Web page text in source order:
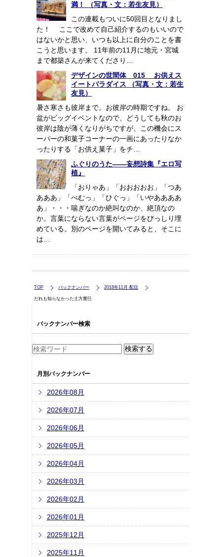
満！ （写真・文：若生友見）
この連載もついに50回目となりまし
た！ ここで改めて自己紹介するのもいいので
はないかと思い、いつも以上に自分のことを書
こうと思います。 11年前の11月に地元・宮城
まで都築さんが来てくださり…
デザインの世間体 015 お供えス
イートパラダイス （写真・文：若生
友見）
暑さ寒さも彼岸まで。お彼岸の時期ですね。 お
盆がビッグイベントなので、どうしても秋のお
彼岸は陰が薄くなりがちですが、この機会にス
ーパーの和菓子コーナーの一画にあったりなか
ったりする「お供え菓子」をチ…
ふぐりのうた――妄想詩集『エロ写
植』
「おりゃあ」「おおおおお」「つあ
あああ」「べむっ」「ひぐっ」「いやああああ
あ」・・・喘ぎなのか絶叫なのか、絶頂なの
か。言葉にならない言葉がページをびっしり埋
めている。別のページを開いてみると、そこに
は…
TOP バックナンバー 2018年11月 配信
だれも知らなかった土方重巳
バックナンバー検索
月別バックナンバー
2026年08月
2026年07月
2026年06月
2026年05月
2026年04月
2026年03月
2026年02月
2026年01月
2025年12月
2025年11月